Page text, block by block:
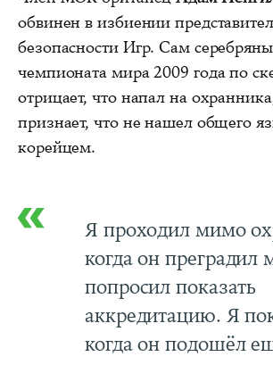
обвинен в избиении
безопасности Игр. Сам
чемпионата мира 2009 года по
отрицает, что напал на
признает, что не нашел общего
корейцем.
Я проходил мимо
когда он преградил
попросил показать
аккредитацию. Я
когда он подошёл